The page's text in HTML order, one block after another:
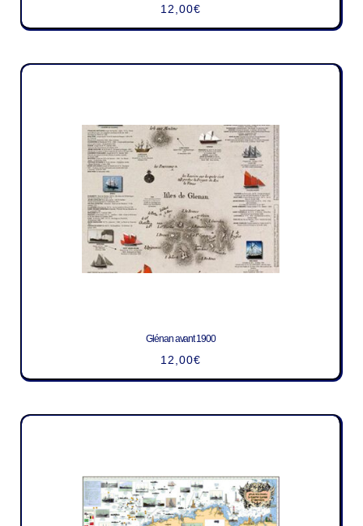
12,00€
Glénan avant 1900
12,00€